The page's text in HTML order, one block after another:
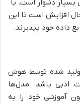
بسیار دشوار است. با
افزایش است تا این
داده خود بپذیرند.
شده توسط هوش
ادبی باشد. مدل‌ها
آموزشی خود را به